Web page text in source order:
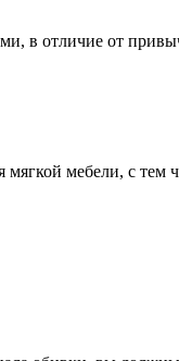
в отличие от
мягкой мебели, с